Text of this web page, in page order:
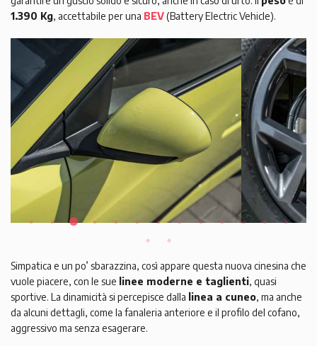
1.390 Kg, accettabile per una BEV(Battery Electric Vehicle).
Simpatica e un po’ sbarazzina, così appare questa nuova cinesina che
vuole piacere, con le sue linee moderne e taglienti, quasi
sportive. La dinamicità si percepisce dalla linea a cuneo, ma anche
da alcuni dettagli, come la fanaleria anteriore e il profilo del cofano,
aggressivo ma senza esagerare.